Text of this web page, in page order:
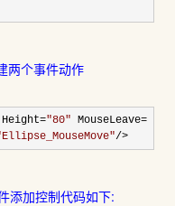
两个事件动作
Height="80" MouseLeave=
Ellipse_MouseMove"/>
添加控制代码如下: